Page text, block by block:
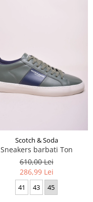
Scotch & Soda
Sneakers barbati Ton
610,00 Lei
286,99 Lei
41 43 45